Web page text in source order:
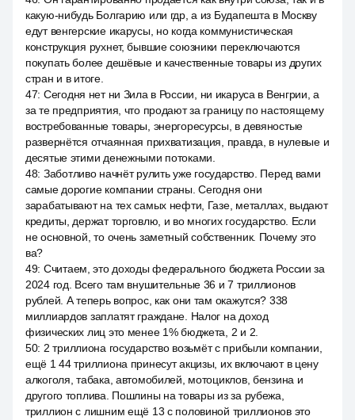
какую-нибудь Болгарию или гдр, а из Будапешта в Москву
едут венгерские икарусы, но когда коммунистическая
конструкция рухнет, бывшие союзники переключаются
покупать более дешёвые и качественные товары из других
стран и в итоге.
47: Сегодня нет ни Зила в России, ни икаруса в Венгрии, а
за те предприятия, что продают за границу по настоящему
востребованные товары, энергоресурсы, в девяностые
развернётся отчаянная прихватизация, правда, в нулевые и
десятые этими денежными потоками.
48: Заботливо начнёт рулить уже государство. Перед вами
самые дорогие компании страны. Сегодня они
зарабатывают на тех самых нефти, Газе, металлах, выдают
кредиты, держат торговлю, и во многих государство. Если
не основной, то очень заметный собственник. Почему это
ва?
49: Считаем, это доходы федерального бюджета России за
2024 год. Всего там внушительные 36 и 7 триллионов
рублей. А теперь вопрос, как они там окажутся? 338
миллиардов заплатят граждане. Налог на доход
физических лиц это менее 1% бюджета, 2 и 2.
50: 2 триллиона государство возьмёт с прибыли компании,
ещё 1 44 триллиона принесут акцизы, их включают в цену
алкоголя, табака, автомобилей, мотоциклов, бензина и
другого топлива. Пошлины на товары из за рубежа,
триллион с лишним ещё 13 с половиной триллионов это